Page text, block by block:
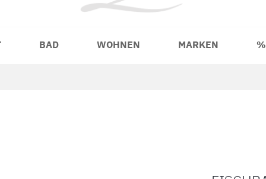
BAD WOHNEN MARKEN